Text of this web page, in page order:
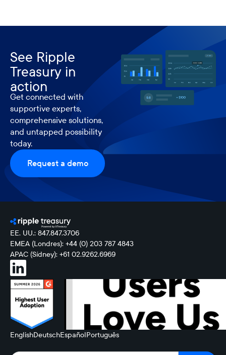
See Ripple
Treasury in
action
Get connected with
supportive experts,
comprehensive solutions,
and untapped possibility
today.
Request a demo
EE. UU.: 847.847.3706
EMEA (Londres): +44 (0) 203 787 4843
APAC (Sídney): +61 02.9262.6969
EnglishDeutschEspañolPortuguês